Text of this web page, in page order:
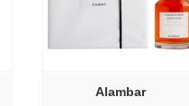
ИМЕЕТ
МОЖНО
ВЫБРАТЬAlambar
ВЫБЕРИТЕ
ПАРАМЕТРЫ